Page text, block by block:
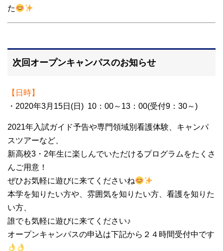
た
次回オープンキャンパスのお知らせ
【日時】
・2020年3月15日(日) 10：00～13：00(受付9：30～)
2021年入試ガイド予告や専門領域別看護体験、キャンパ
スツアーなど、
新高校3・2年生に楽しんでいただけるプログラムをたくさ
んご用意！
ぜひお気軽に遊びに来てくださいね
本学を知りたい方や、雰囲気を知りたい方、看護を知りた
い方、
誰でも気軽に遊びに来てください♪
オープンキャンパスの申込は下記から２４時間受付中です